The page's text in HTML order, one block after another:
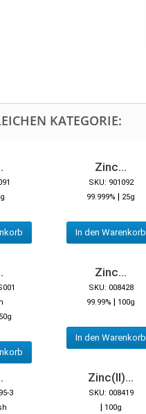
KATEGORIE:
Zinc...
SKU: 901092
99.999% | 25g
In den Warenkorb
50g
Zinc...
SKU: 008428
99.99% | 100g
In den Warenkorb
3
Zinc(II)...
SKU: 008419
| 100g